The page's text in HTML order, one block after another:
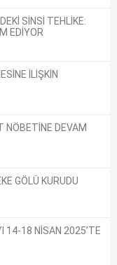
SİNSİ TEHLİKE:
EDİYOR
İLİŞKİN
NÖBETİNE DEVAM
GÖLÜ KURUDU
14-18 NİSAN 2025’TE